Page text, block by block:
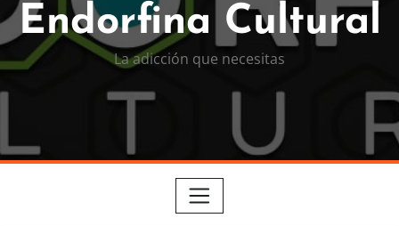
Endorfina Cultural
La adicción que necesitas